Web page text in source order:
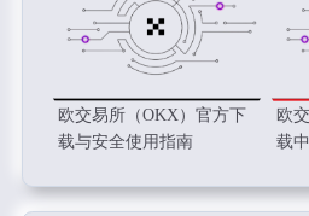
欧交易所（OKX）官方下
载与安全使用指南
欧
载